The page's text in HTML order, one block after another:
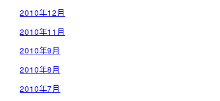
2010年12月
2010年11月
2010年9月
2010年8月
2010年7月